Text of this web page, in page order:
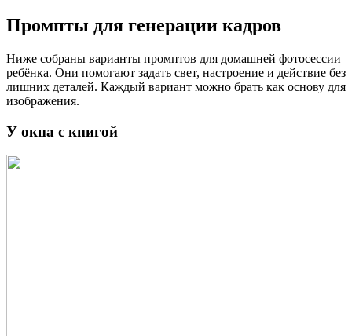
Промпты для генерации кадров
Ниже собраны варианты промптов для домашней фотосессии
ребёнка. Они помогают задать свет, настроение и действие без
лишних деталей. Каждый вариант можно брать как основу для
изображения.
У окна с книгой